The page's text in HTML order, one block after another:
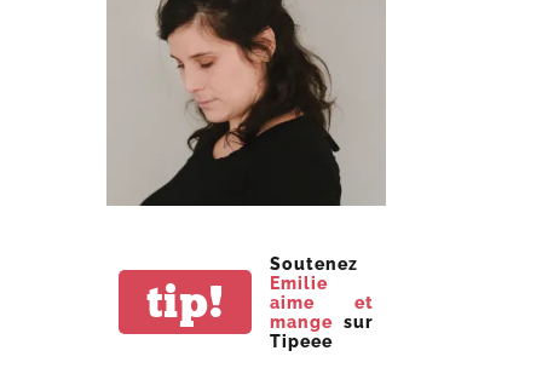
tip!
Soutenez
Emilie
aime et
mange sur
Tipeee